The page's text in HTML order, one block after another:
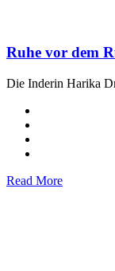
Ruhe vor dem
Die Inderin Harika
Read More